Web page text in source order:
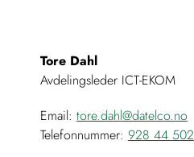
Tore Dahl
Avdelingsleder ICT-EKOM
Email: tore.dahl@datelco.no
Telefonnummer: 928 44 502